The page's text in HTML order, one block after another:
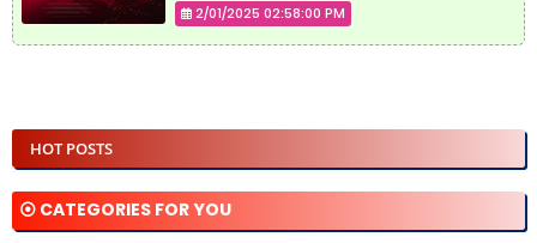
2/01/2025 02:58:00 PM
HOT POSTS
⦿ CATEGORIES FOR YOU